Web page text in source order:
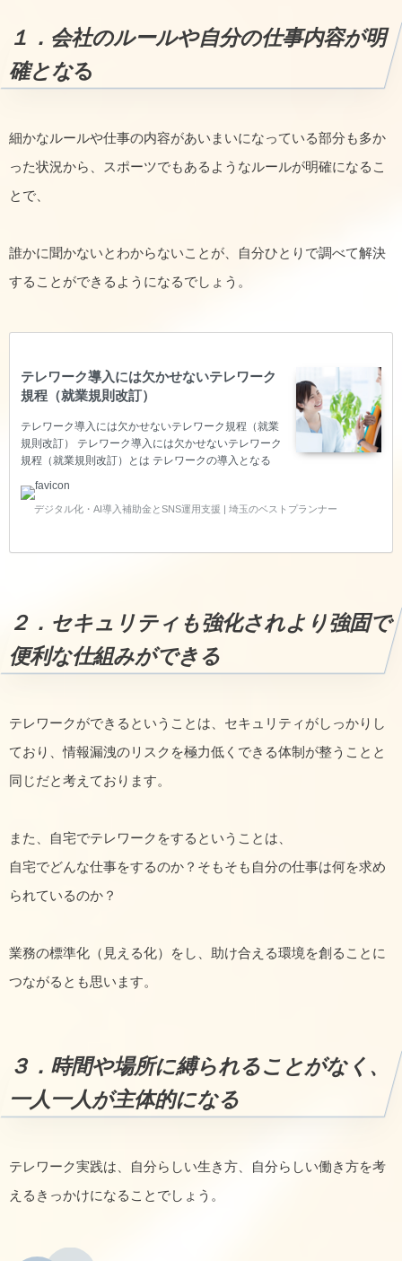
１．会社のルールや自分の仕事内容が明
確となる
細かなルールや仕事の内容があいまいになっている部分も多か
った状況から、スポーツでもあるようなルールが明確になるこ
とで、
誰かに聞かないとわからないことが、自分ひとりで調べて解決
することができるようになるでしょう。
テレワーク導入には欠かせないテレワーク
規程（就業規則改訂）
テレワーク導入には欠かせないテレワーク規程（就業
規則改訂） テレワーク導入には欠かせないテレワーク
規程（就業規則改訂）とは テレワークの導入となる
トオフィスで仕事をしてもらうことも多くなると思わ
れます。 そのため、【電気代】【通信費用】などは自
さんと考え方を議論し、すり合わせていくことが大切
です。ある程度時間…
デジタル化・AI導入補助金とSNS運用支援 | 埼玉のベストプランナー
２．セキュリティも強化されより強固で
便利な仕組みができる
テレワークができるということは、セキュリティがしっかりし
ており、情報漏洩のリスクを極力低くできる体制が整うことと
同じだと考えております。
また、自宅でテレワークをするということは、
自宅でどんな仕事をするのか？そもそも自分の仕事は何を求め
られているのか？
業務の標準化（見える化）をし、助け合える環境を創ることに
つながるとも思います。
３．時間や場所に縛られることがなく、
一人一人が主体的になる
テレワーク実践は、自分らしい生き方、自分らしい働き方を考
えるきっかけになることでしょう。